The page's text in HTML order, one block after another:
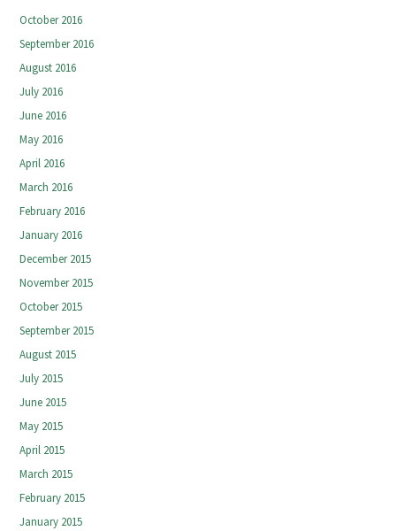
October 2016
September 2016
August 2016
July 2016
June 2016
May 2016
April 2016
March 2016
February 2016
January 2016
December 2015
November 2015
October 2015
September 2015
August 2015
July 2015
June 2015
May 2015
April 2015
March 2015
February 2015
January 2015